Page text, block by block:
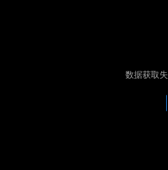
数据获取